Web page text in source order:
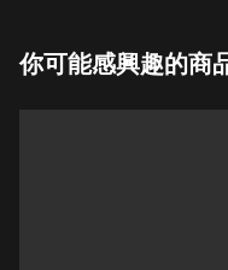
你可能感興趣的商